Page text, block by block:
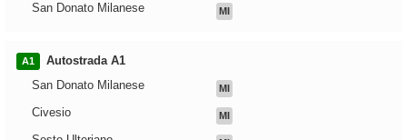
San Donato Milanese MI
A1
Autostrada A1
San Donato Milanese
MI
Civesio MI